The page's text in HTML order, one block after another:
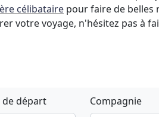
célibataire pour faire de belles
votre voyage, n'hésitez pas à
de départ
Compagnie